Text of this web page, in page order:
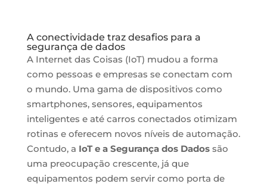
A conectividade traz desafios para a
segurança de dados
A Internet das Coisas (IoT) mudou a forma
como pessoas e empresas se conectam com
o mundo. Uma gama de dispositivos como
smartphones, sensores, equipamentos
inteligentes e até carros conectados otimizam
rotinas e oferecem novos níveis de automação.
Contudo, a IoT e a Segurança dos Dadossão
uma preocupação crescente, já que
equipamentos podem servir como porta de